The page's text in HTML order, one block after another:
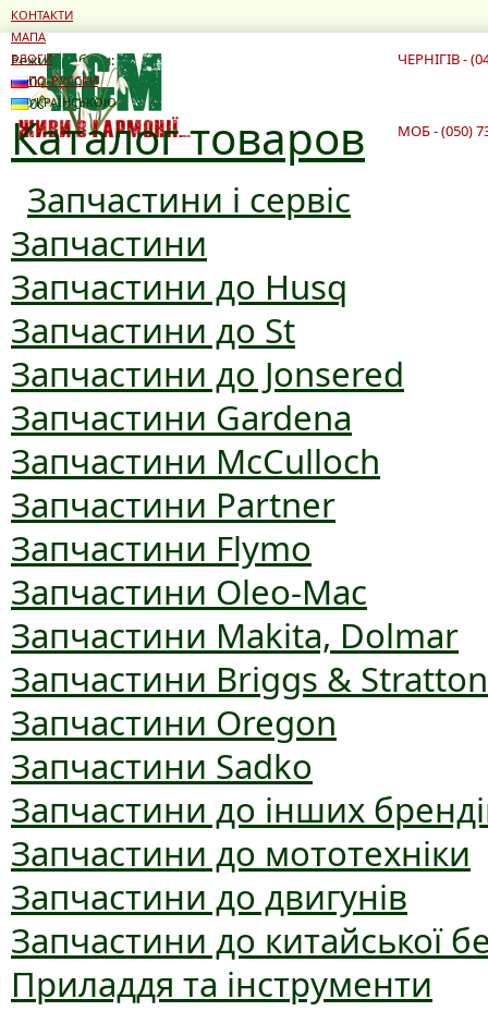
Режим роботи:
10:00 - 19:00
10:00 - 16:00
ЧЕРНІГІВ -
Каталог товаров
Запчастини і сервіс
Запчастини
Запчастини до Husq
Запчастини до St
Запчастини до Jonsered
Запчастини Gardena
Запчастини McCulloch
Запчастини Partner
Запчастини Flymo
Запчастини Oleo-Mac
Запчастини Makita, Dolmar
Запчастини Briggs & Stratton
Запчастини Oregon
Запчастини Sadko
Запчастини до інших
Запчастини до мототехніки
Запчастини до двигунів
Запчастини до китайської
Приладдя та інструменти
МОБ - (050)
КОНТАКТИ
МАПА
БЛОГИ
ПО-РУССКИ
УКРАЇНСЬКОЮ